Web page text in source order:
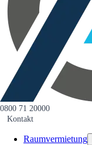
0800 71 20000
Kontakt
Raumvermietung